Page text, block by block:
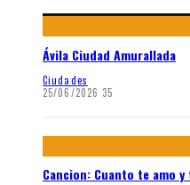
Ávila Ciudad Amurallada
Ciudades
25/06/2026 35
Cancion: Cuanto te amo y